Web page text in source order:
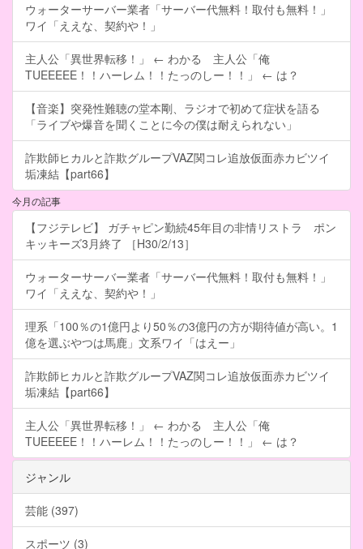
ウォーターサーバー業者「サーバー代無料！取付も無料！」
ワイ「ええな、契約や！」
主人公「異世界転移！」 ← わかる 主人公「俺
TUEEEEE！！ハーレム！！たっのしー！！」 ← は？
【音楽】突発性難聴の堂本剛、ラジオで初めて症状を語る
「ライブや爆音を聞くことに今の僕は耐えられない」
詐欺師ヒカルと詐欺グループVAZ関コレ追放仮面赤カビツイ
垢凍結【part66】
今月の記事
【フジテレビ】 ガチャピン勤続45年目の非情リストラ ポン
キッキーズ3月終了 ［H30/2/13］
ウォーターサーバー業者「サーバー代無料！取付も無料！」
ワイ「ええな、契約や！」
理系「100％の1億円より50％の3億円の方が期待値が高い。1
億を選ぶやつは馬鹿」文系ワイ「はえー」
詐欺師ヒカルと詐欺グループVAZ関コレ追放仮面赤カビツイ
垢凍結【part66】
主人公「異世界転移！」 ← わかる 主人公「俺
TUEEEEE！！ハーレム！！たっのしー！！」 ← は？
ジャンル
芸能 (397)
スポーツ (3)